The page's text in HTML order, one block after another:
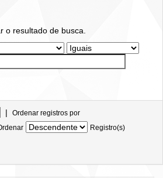
o resultado de busca.
| Ordenar registros por
Registro(s)